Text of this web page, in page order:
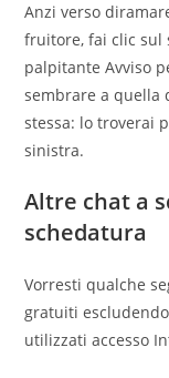
Anzi verso
fruitore, fai clic sul
palpitante Avviso
sembrare a quella
stessa: lo troverai
sinistra.
Altre chat a
schedatura
Vorresti qualche
gratuiti
utilizzati accesso